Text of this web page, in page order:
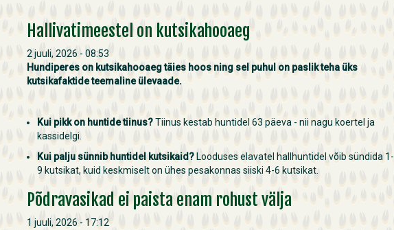
Hallivatimeestel on kutsikahooaeg
2 juuli, 2026 - 08:53
Hundiperes on kutsikahooaeg täies hoos ning sel puhul on paslik teha üks
kutsikafaktide teemaline ülevaade.
Kui pikk on huntide tiinus?Tiinus kestab huntidel 63 päeva - nii nagu koertel ja
kassidelgi.
Kui palju sünnib huntidel kutsikaid? Looduses elavatel hallhuntidel võib sündida 1-
9 kutsikat, kuid keskmiselt on ühes pesakonnas siiski 4-6 kutsikat.
Põdravasikad ei paista enam rohust välja
1 juuli, 2026 - 17:12